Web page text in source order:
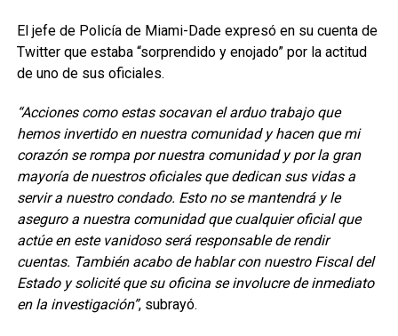
El jefe de Policía de Miami-Dade expresó en su cuenta de
Twitter que estaba “sorprendido y enojado” por la actitud
de uno de sus oficiales.
“Acciones como estas socavan el arduo trabajo que
hemos invertido en nuestra comunidad y hacen que mi
corazón se rompa por nuestra comunidad y por la gran
mayoría de nuestros oficiales que dedican sus vidas a
servir a nuestro condado. Esto no se mantendrá y le
aseguro a nuestra comunidad que cualquier oficial que
actúe en este vanidoso será responsable de rendir
cuentas. También acabo de hablar con nuestro Fiscal del
Estado y solicité que su oficina se involucre de inmediato
en la investigación”, subrayó.